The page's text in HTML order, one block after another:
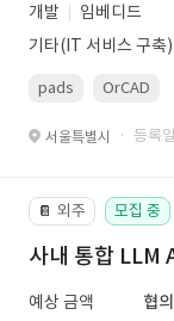
개발
임베디드
기타(IT 서비스 구축)
pads OrCAD
서울특별시 · 등록
📔 외주 모집 중
사내 통합 LLM
예상 금액
협